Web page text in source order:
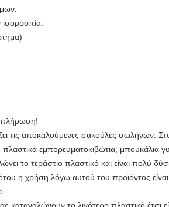
πλήρωση!
τις αποκαλούμενες σακούλες σωλήνων.
εμπορευματοκιβώτια, μπουκάλια
το τεράστιο πλαστικό και είναι πολύ
η χρήση λόγω αυτού του προϊόντος